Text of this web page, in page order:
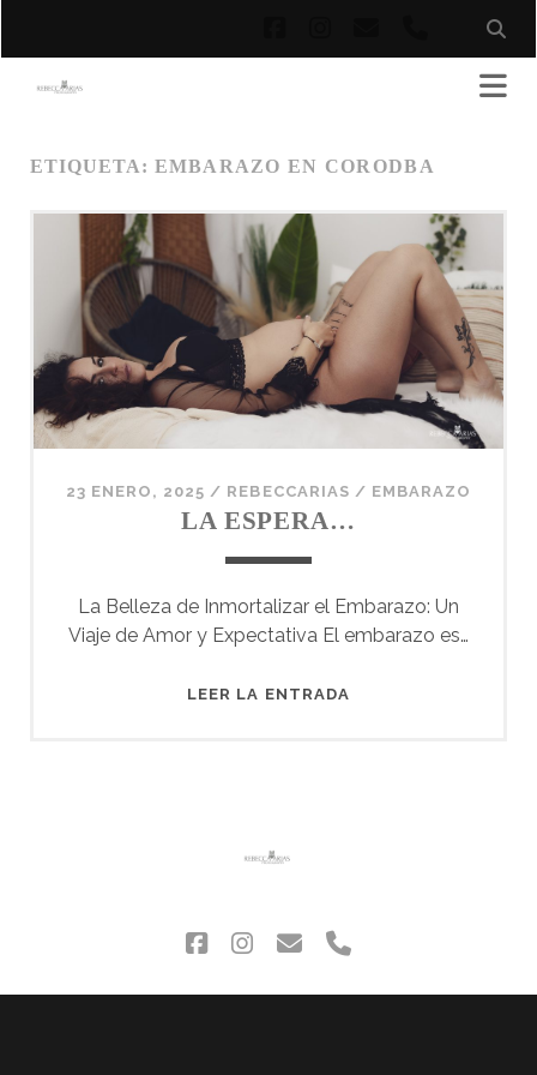
electrónico
phone
ETIQUETA: EMBARAZO EN CORODBA
23 ENERO, 2025 / REBECCARIAS / EMBARAZO
LA ESPERA…
La Belleza de Inmortalizar el Embarazo: Un
Viaje de Amor y Expectativa El embarazo es…
LEER LA ENTRADA
facebook
instagram
correophone